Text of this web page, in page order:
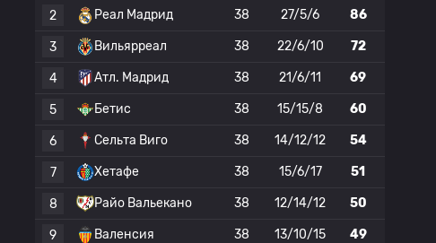
2 Реал Мадрид 38 27/5/6 86
3 Вильярреал 38 22/6/10 72
4 Атл. Мадрид 38 21/6/11 69
5 Бетис 38 15/15/8 60
6 Сельта Виго 38 14/12/12 54
7 Хетафе 38 15/6/17 51
8 Райо Вальекано 38 12/14/12 50
9 Валенсия 38 13/10/15 49